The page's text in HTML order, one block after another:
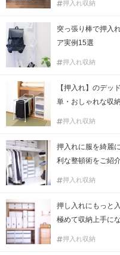
押入れ収納
突っ張り棒で押入
ア実例15選
押入れ収納
【押入れ】のデッ
単・おしゃれな収
押入れ収納
押入れに服を綺麗
利な整頓術をご紹
押入れ収納
押し入れにもっと
極めて収納上手に
押入れ収納